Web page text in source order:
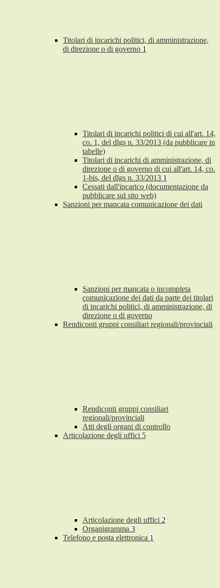
Titolari di incarichi politici, di amministrazione,
di direzione o di governo 1
Titolari di incarichi politici di cui all'art. 14,
co. 1, del dlgs n. 33/2013 (da pubblicare in
tabelle)
Titolari di incarichi di amministrazione, di
direzione o di governo di cui all'art. 14, co.
1-bis, del dlgs n. 33/2013 1
Cessati dall'incarico (documentazione da
pubblicare sul sito web)
Sanzioni per mancata comunicazione dei dati
Sanzioni per mancata o incompleta
comunicazione dei dati da parte dei titolari
di incarichi politici, di amministrazione, di
direzione o di governo
Rendiconti gruppi consiliari regionali/provinciali
Rendiconti gruppi consiliari
regionali/provinciali
Atti degli organi di controllo
Articolazione degli uffici 5
Articolazione degli uffici 2
Organigramma 3
Telefono e posta elettronica 1